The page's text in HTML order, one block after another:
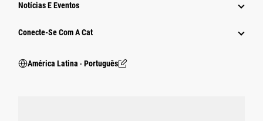
Notícias E Eventos
Conecte-Se Com A Cat
América Latina ‧ Português